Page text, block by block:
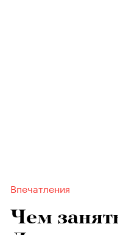
Впечатления
Чем